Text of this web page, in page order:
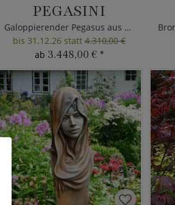
PEGASINI
Galoppierender Pegasus aus Metall
bis 31.12.26 statt4.310,00 €
ab 3.448,00 € *